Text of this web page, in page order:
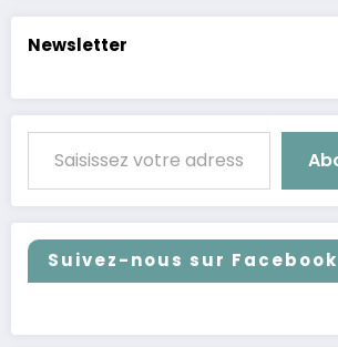
Newsletter
Saisissez votre adresse e-mail…
Suivez-nous sur Facebook